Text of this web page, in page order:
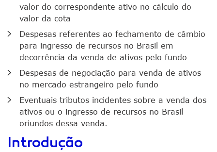
valor do correspondente ativo no cálculo do
valor da cota
Despesas referentes ao fechamento de câmbio
para ingresso de recursos no Brasil em
decorrência da venda de ativos pelo fundo
Despesas de negociação para venda de ativos
no mercado estrangeiro pelo fundo
Eventuais tributos incidentes sobre a venda dos
ativos ou o ingresso de recursos no Brasil
oriundos dessa venda.
Introdução